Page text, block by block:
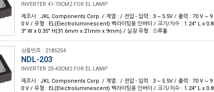
INVERTER 41-70CM2 FOR EL LAMP
제조사 : JKL Components Corp. / 계열 : / 전압 - 입력 : 3 ~ 5.5V / 출력 : 70 V ~ 9
0 V / 유형 : EL(Electroluminescent) 백라이팅용 인버터 / 크기/치수 : 1.24" L x 0.8
3" W x 0.35" H(31.6mm x 21mm x 9mm) / 실장 유형 : 스루홀
상품번호 : 2185254
NDL-203
INVERTER 25-43CM2 FOR EL LAMP
제조사 : JKL Components Corp. / 계열 : / 전압 - 입력 : 3 ~ 5.5V / 출력 : 70 V ~ 9
0 V / 유형 : EL(Electroluminescent) 백라이팅용 인버터 / 크기/치수 : 1.24" L x 0.8